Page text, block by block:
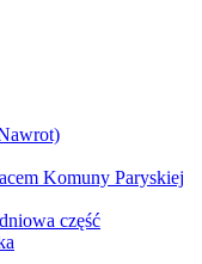
Komuny Paryskiej
część